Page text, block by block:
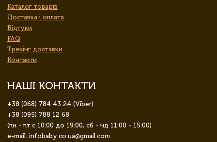
Каталог товарів
Доставка і оплата
Відгуки
FAQ
Трекінг доставки
Контакти
НАШІ КОНТАКТИ
+38 (068) 784 43 24 (Viber)
+38 (095) 788 12 68
(пн - пт с 10:00 до 19:00, сб - нд 11:00 - 15:00)
e-mail: infobaby.co.ua@gmail.com